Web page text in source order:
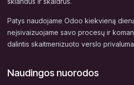
Patys naudojame Odoo kiekvieną
neįsivaizuojame savo procesų ir
dalintis skaitmenizuoto verslo
Naudingos nuorodos